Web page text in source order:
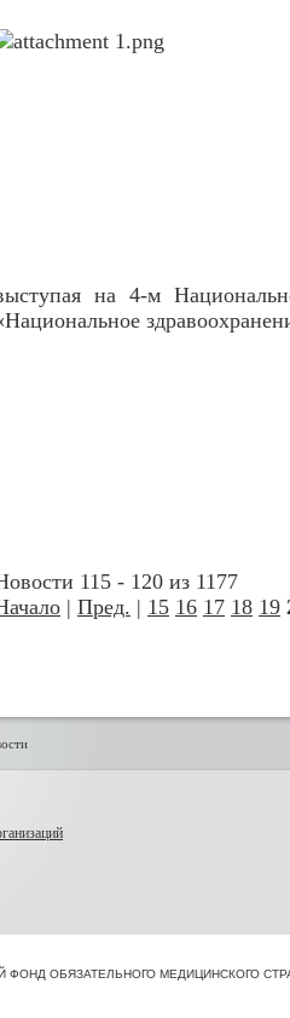
на 4-м
115 - 120 из 1177
| Пред. | 15 16 17 18 19
ФОНД ОБЯЗАТЕЛЬНОГО МЕДИЦИНСКОГО